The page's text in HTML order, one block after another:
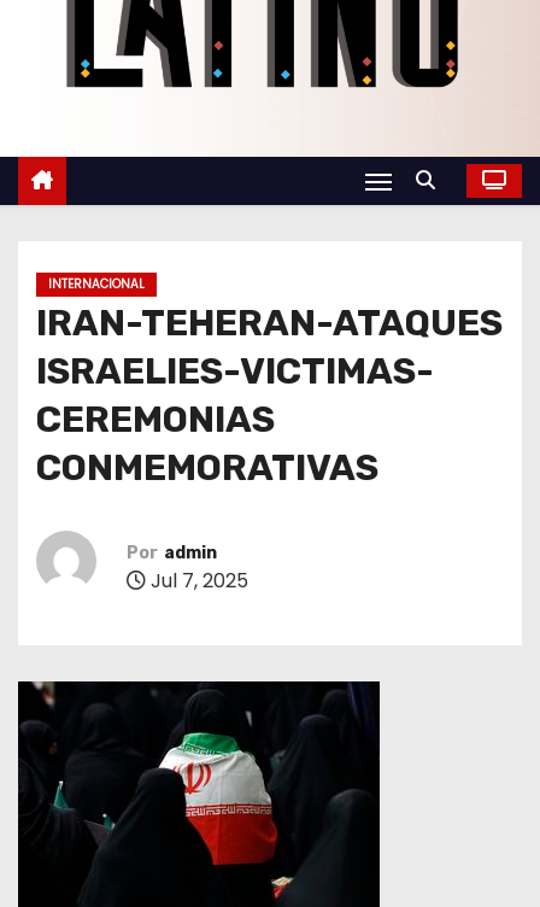
INTERNACIONAL
IRAN-TEHERAN-ATAQUES
ISRAELIES-VICTIMAS-
CEREMONIAS
CONMEMORATIVAS
Por admin
Jul 7, 2025